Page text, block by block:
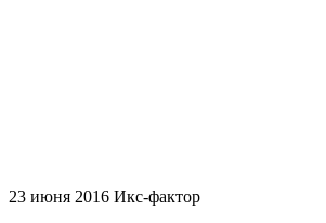
23 июня 2016 Икс-фактор